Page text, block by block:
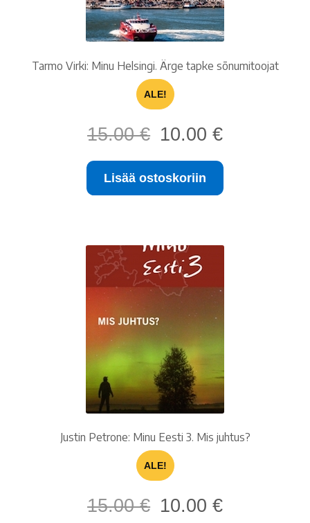
Tarmo Virki: Minu Helsingi. Ärge tapke sõnumitoojat
ALE!
15.00€
Alkuperäinen
hinta
oli:
15.00 €.
10.00 €Nykyinen
on:
Lisää ostoskoriin
Justin Petrone: Minu Eesti 3. Mis juhtus?
ALE!
15.00€
Alkuperäinen
hinta
10.00 €Nykyinen